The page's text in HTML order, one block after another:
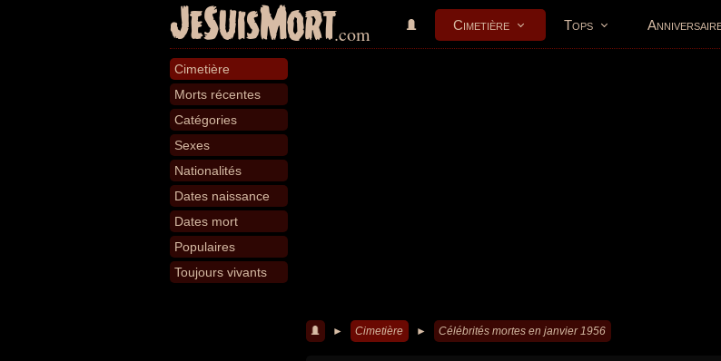
JeSuisMort.com Cimetière Tops
Cimetière
Morts récentes
Catégories
Sexes
Nationalités
Dates naissance
Dates mort
Populaires
Toujours vivants
► Cimetière ► Célébrités mortes en janvier 1956